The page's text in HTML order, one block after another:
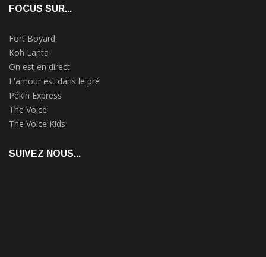
FOCUS SUR...
Fort Boyard
Koh Lanta
On est en direct
L'amour est dans le pré
Pékin Express
The Voice
The Voice Kids
SUIVEZ NOUS...